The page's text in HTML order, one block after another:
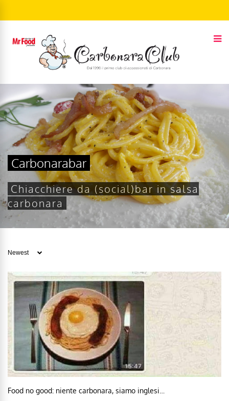
Carbonarabar
Chiacchiere da (social)bar in salsa
carbonara
Food no good: niente carbonara, siamo inglesi…